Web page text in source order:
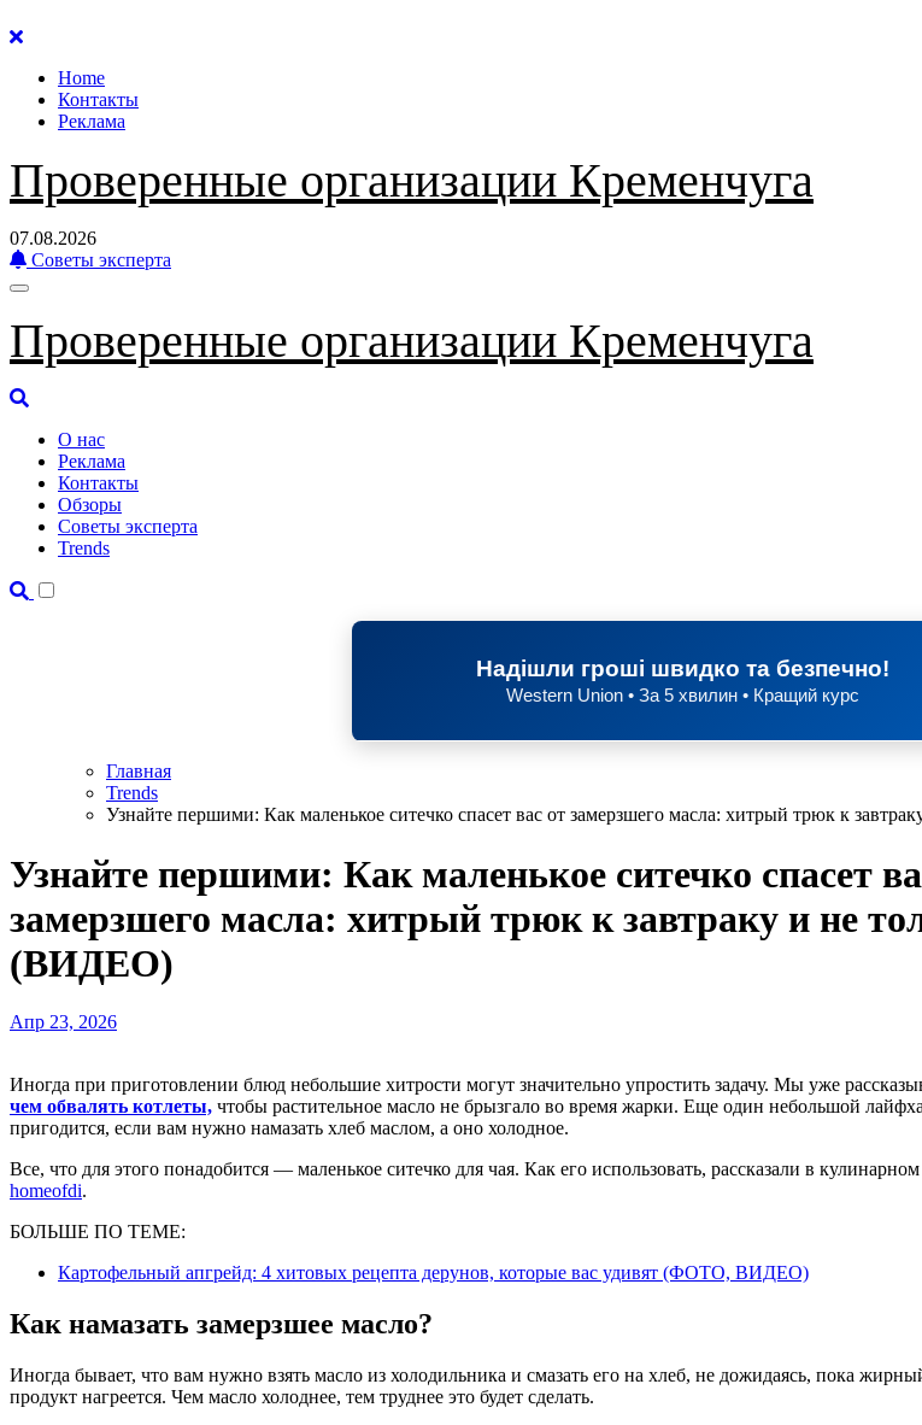
Перейти
содержанию
Home
Контакты
Реклама
Проверенные организации Кременчуга
07.08.2026
Советы эксперта
Проверенные организации Кременчуга
О нас
Реклама
Контакты
Обзоры
Советы эксперта
Trends
Надішли гроші швидко та безпечно!
Western Union • За 5 хвилин • Кращий курс
Главная
Trends
Узнайте першими: Как маленькое ситечко спасет вас от замерзшего масла: хитрый трюк к
Узнайте першими: Как маленькое ситечко спасет
замерзшего масла: хитрый трюк к завтраку и не
(ВИДЕО)
Апр 23, 2026
Иногда при приготовлении блюд небольшие хитрости могут значительно упростить задачу. Мы уже
чем обвалять котлеты, чтобы растительное масло не брызгало во время жарки. Еще один небольшой
пригодится, если вам нужно намазать хлеб маслом, а оно холодное.
Все, что для этого понадобится — маленькое ситечко для чая. Как его использовать, рассказали в
homeofdi.
БОЛЬШЕ ПО ТЕМЕ:
Картофельный апгрейд: 4 хитовых рецепта дерунов, которые вас удивят (ФОТО, ВИДЕО)
Как намазать замерзшее масло?
Иногда бывает, что вам нужно взять масло из холодильника и смазать его на хлеб, не дожидаясь, пока
продукт нагреется. Чем масло холоднее, тем труднее это будет сделать.